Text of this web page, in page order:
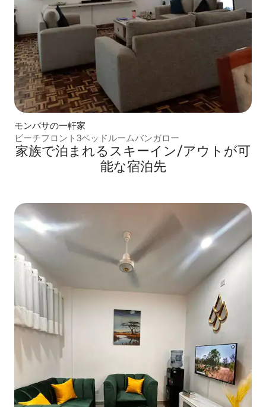
モンバサの一軒家
ビーチフロント3ベッドルームバンガロー
家族で泊まれるスキーイン/アウトが可
能な宿泊先